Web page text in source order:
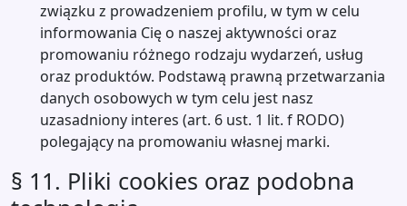
związku z prowadzeniem profilu, w tym w celu
informowania Cię o naszej aktywności oraz
promowaniu różnego rodzaju wydarzeń, usług
oraz produktów. Podstawą prawną przetwarzania
danych osobowych w tym celu jest nasz
uzasadniony interes (art. 6 ust. 1 lit. f RODO)
polegający na promowaniu własnej marki.
§ 11. Pliki cookies oraz podobna